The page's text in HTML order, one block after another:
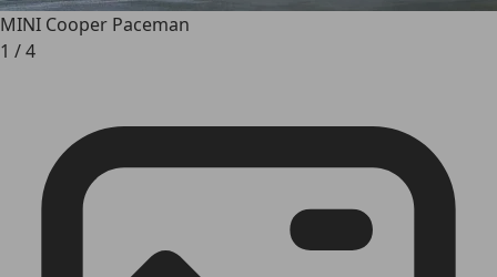
MINI Cooper Paceman
1 /4